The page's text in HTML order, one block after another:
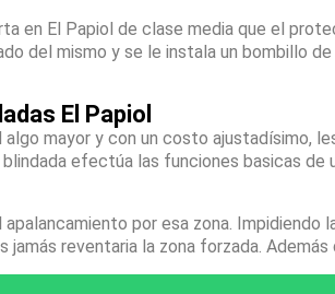
en El Papiol de clase media que el
del mismo y se le instala un bombillo
El Papiol
algo mayor y con un costo ajustadísimo,
efectúa las funciones basicas
por esa zona. Impidiendo
jamás reventaria la zona forzada.